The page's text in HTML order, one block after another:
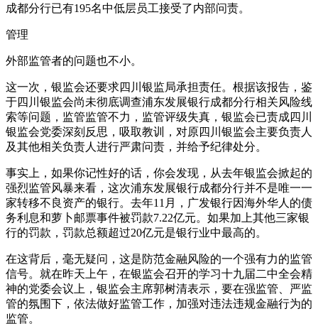
成都分行已有195名中低层员工接受了内部问责。
管理
外部监管者的问题也不小。
这一次，银监会还要求四川银监局承担责任。根据该报告，鉴
于四川银监会尚未彻底调查浦东发展银行成都分行相关风险线
索等问题，监管监管不力，监管评级失真，银监会已责成四川
银监会党委深刻反思，吸取教训，对原四川银监会主要负责人
及其他相关负责人进行严肃问责，并给予纪律处分。
事实上，如果你记性好的话，你会发现，从去年银监会掀起的
强烈监管风暴来看，这次浦东发展银行成都分行并不是唯一一
家转移不良资产的银行。去年11月，广发银行因海外华人的债
务利息和萝卜邮票事件被罚款7.22亿元。如果加上其他三家银
行的罚款，罚款总额超过20亿元是银行业中最高的。
在这背后，毫无疑问，这是防范金融风险的一个强有力的监管
信号。就在昨天上午，在银监会召开的学习十九届二中全会精
神的党委会议上，银监会主席郭树清表示，要在强监管、严监
管的氛围下，依法做好监管工作，加强对违法违规金融行为的
监管。